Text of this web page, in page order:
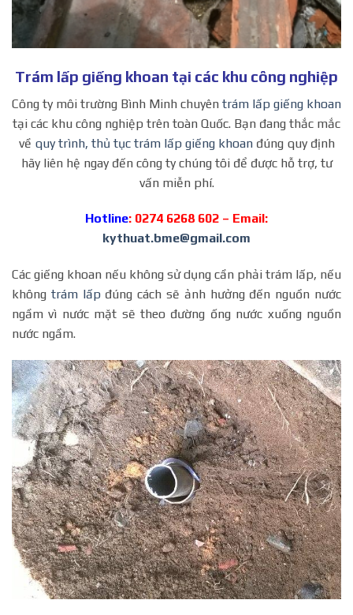
Trám lấp giếng khoan tại các khu công nghiệp
Công ty môi trường Bình Minh chuyên trám lấp giếng khoan
tại các khu công nghiệp trên toàn Quốc. Bạn đang thắc mắc
về quy trình, thủ tục trám lấp giếng khoanđúng quy định
hãy liên hệ ngay đến công ty chúng tôi để được hỗ trợ, tư
vấn miễn phí.
Hotline: 0274 6268 602 – Email:
kythuat.bme@gmail.com
Các giếng khoan nếu không sử dụng cần phải trám lấp, nếu
không trám lấpđúng cách sẽ ảnh hưởng đến nguồn nước
ngầm vì nước mặt sẽ theo đường ống nước xuống nguồn
nước ngầm.